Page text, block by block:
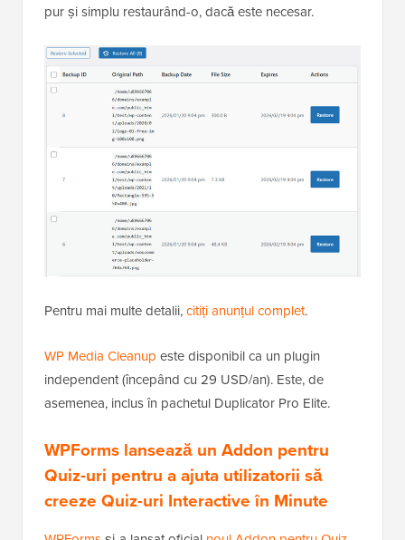
pur și simplu restaurând-o, dacă este necesar.
Pentru mai multe detalii,citiți anunțul complet.
WP Media Cleanup este disponibil ca un plugin
independent (începând cu 29 USD/an). Este, de
asemenea, inclus în pachetul Duplicator Pro Elite.
WPForms lansează un Addon pentru
Quiz-uri pentru a ajuta utilizatorii să
creeze Quiz-uri Interactive în Minute